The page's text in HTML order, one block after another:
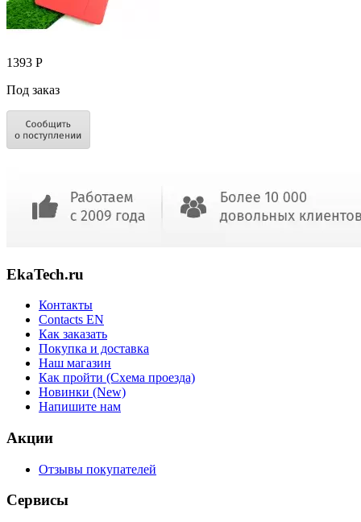
1393 Р
Под заказ
EkaTech.ru
Контакты
Contacts EN
Как заказать
Покупка и доставка
Наш магазин
Как пройти (Схема проезда)
Новинки (New)
Напишите нам
Акции
Отзывы покупателей
Сервисы